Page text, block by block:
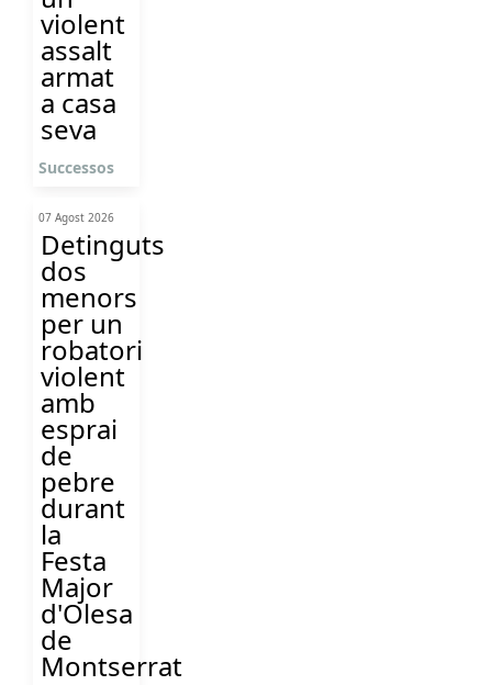
violent
assalt
armat
a casa
seva
Successos
07 Agost 2026
Detinguts
dos
menors
per un
robatori
violent
amb
esprai
de
pebre
durant
la
Festa
Major
d'Olesa
de
Montserrat